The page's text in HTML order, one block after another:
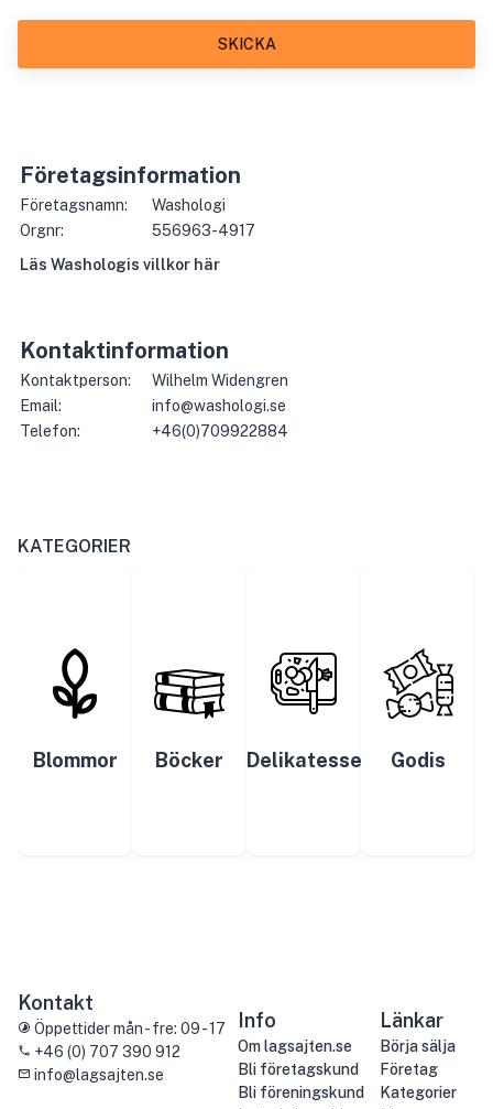
SKICKA
Företagsinformation
Företagsnamn:
Washologi
Orgnr:
556963-4917
Läs Washologis villkor här
Kontaktinformation
Kontaktperson:
Wilhelm Widengren
Email:
info@washologi.se
Telefon:
+46(0)709922884
KATEGORIER
Blommor Böcker Delikatesser Godis
Kontakt
Öppettider mån - fre: 09 - 17
+46 (0) 707 390 912
info@lagsajten.se
Info
Om lagsajten.se
Bli företagskund
Bli föreningskund
Länkar
Börja sälja
Företag
Kategorier